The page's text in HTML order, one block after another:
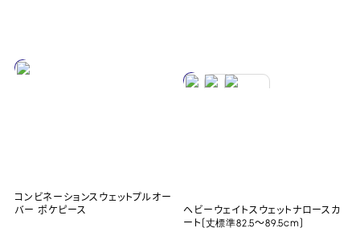
コンビネーションスウェットプルオー
バー ポケピース
ヘビーウェイトスウェットナロースカ
ート(丈標準82.5～89.5cm)